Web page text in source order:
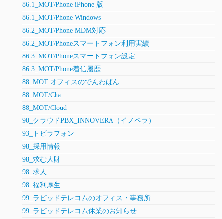
86.1_MOT/Phone iPhone 版
86.1_MOT/Phone Windows
86.2_MOT/Phone MDM対応
86.2_MOT/Phoneスマートフォン利用実績
86.3_MOT/Phoneスマートフォン設定
86.3_MOT/Phone着信履歴
88_MOT オフィスのでんわばん
88_MOT/Cha
88_MOT/Cloud
90_クラウドPBX_INNOVERA（イノベラ）
93_トビラフォン
98_採用情報
98_求む人財
98_求人
98_福利厚生
99_ラピッドテレコムのオフィス・事務所
99_ラピッドテレコム休業のお知らせ